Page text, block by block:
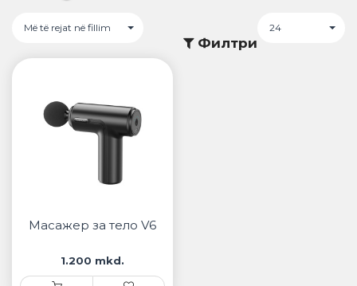
Më të rejat në fillim 24
Филтри
Масажер за тело V6
1.200 mkd.
• Xiaomi
РЕМЕНИ ЗА ЧАСОВНИК